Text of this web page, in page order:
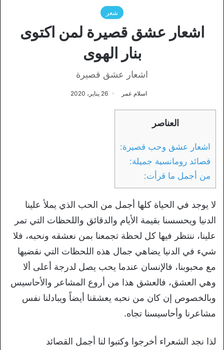
شعر
اشعار عشق قصيرة لمن اكتوى
بنار الهوى
اشعار عشق قصيرة
اسلام عمر 26 يناير، 2020
العناصر
اشعار عشق وحب قصيرة:
قصائد رومانسية جميلة:
من أجمل ما قرأت:
لا يوجد في الحياة كلها أجمل من الحب الذي يملأ علينا
الدنيا ويحسسنا بقيمة الأيام والدقائق واللحظات التي تمر
علينا، ننتظر فيها كل لحظة تجمعنا بمن نعشقه ونحبه، فلا
شيء في الدنيا يضاهي جمال هذه اللحظات التي نقضيها
مع محبوبنا، فالإنسان عندما يحب يصل لدرجة أعلى ألا
وهي العشق، فالعشق هذا من أروع المشاعر والأحاسيس
وبالخصوص إن كان من نحبه يعشقنا أيضاً ويبادلنا نفس
مشاعرنا وأحاسيسنا تجاه.
لذا نجد الشعراء أخرجوا وكتبوا لنا أجمل القصائد